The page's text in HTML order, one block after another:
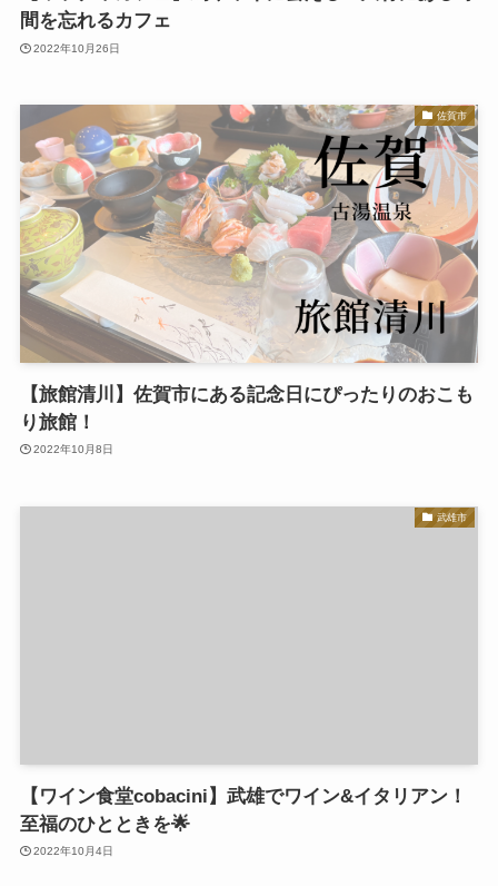
間を忘れるカフェ
2022年10月26日
佐賀市
【旅館清川】佐賀市にある記念日にぴったりのおこも
り旅館！
2022年10月8日
武雄市
【ワイン食堂cobacini】武雄でワイン&イタリアン！
至福のひとときを🌟
2022年10月4日